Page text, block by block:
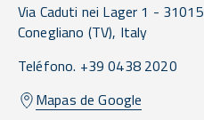
Via Caduti nei Lager 1 - 31015
Conegliano (TV), Italy
Teléfono. +39 0438 2020
Mapas de Google